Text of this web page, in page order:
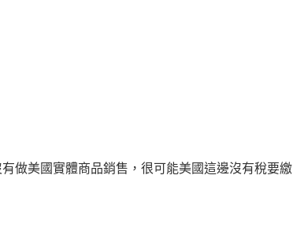
做美國實體商品銷售，很可能美國這邊沒有稅要繳